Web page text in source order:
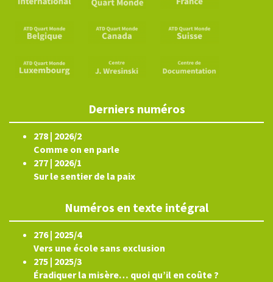
Derniers numéros
278 | 2026/2
Comme on en parle
277 | 2026/1
Sur le sentier de la paix
Numéros en texte intégral
276 | 2025/4
Vers une école sans exclusion
275 | 2025/3
Éradiquer la misère… quoi qu’il en coûte ?